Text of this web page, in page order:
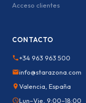
Acceso clientes
CONTACTO
+34 963 963 500
info@starazona.com
Valencia, España
Lun–Vie, 9:00–18:00